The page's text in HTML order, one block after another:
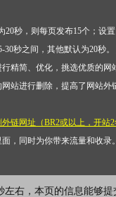
20秒，则每页发布15个；设置
30秒之间，其他默认为20秒
精简、优化，挑选优质的网
站进行删除，提高了网站外
链网址（BR2或以上，开站
，同时为你带来流量和收录
左右，本页的信息能够提